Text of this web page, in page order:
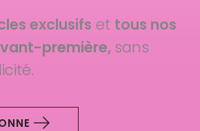
exclusifs et tous nos
première, sans